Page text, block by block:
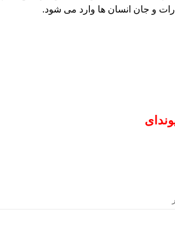
و جان انسان ها وارد می شود.